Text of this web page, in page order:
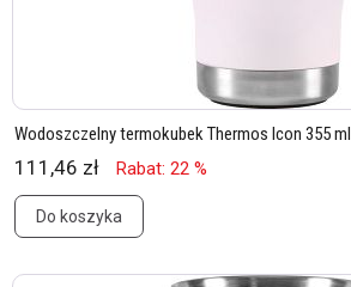
Wodoszczelny termokubek Thermos Icon 355
111,46 zł Rabat: 22 %
Do koszyka